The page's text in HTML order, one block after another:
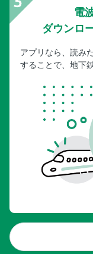
電
ダウンロ
アプリなら、読み
することで、地下